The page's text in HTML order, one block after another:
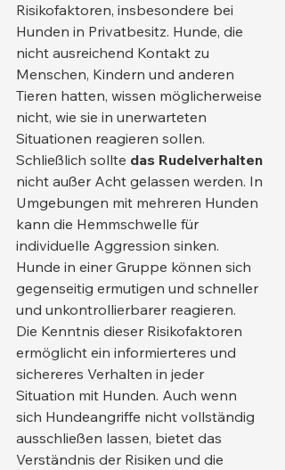
Risikofaktoren, insbesondere bei
Hunden in Privatbesitz. Hunde, die
nicht ausreichend Kontakt zu
Menschen, Kindern und anderen
Tieren hatten, wissen möglicherweise
nicht, wie sie in unerwarteten
Situationen reagieren sollen.
Schließlich sollte das Rudelverhalten
nicht außer Acht gelassen werden. In
Umgebungen mit mehreren Hunden
kann die Hemmschwelle für
individuelle Aggression sinken.
Hunde in einer Gruppe können sich
gegenseitig ermutigen und schneller
und unkontrollierbarer reagieren.
Die Kenntnis dieser Risikofaktoren
ermöglicht ein informierteres und
sichereres Verhalten in jeder
Situation mit Hunden. Auch wenn
sich Hundeangriffe nicht vollständig
ausschließen lassen, bietet das
Verständnis der Risiken und die